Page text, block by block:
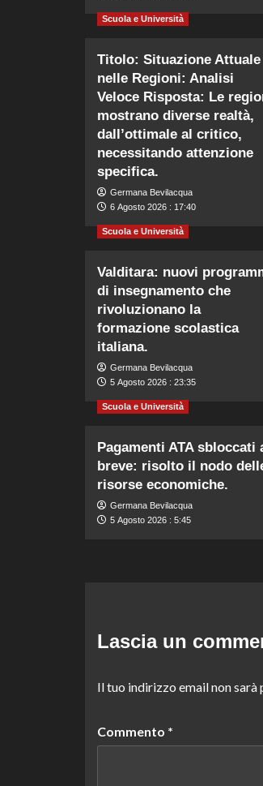
Scuola e Università
Titolo: Situazione Attuale
nelle Regioni: Analisi
Veloce Risposta: Le
mostrano diverse realtà,
dall’ottimale al critico,
necessitando attenzione
specifica.
Germana Bevilacqua
6 Agosto 2026 : 17:40
Scuola e Università
Valditara: nuovi
di insegnamento che
rivoluzionano la
formazione scolastica
italiana.
Germana Bevilacqua
5 Agosto 2026 : 23:35
Scuola e Università
Pagamenti ATA sbloccati
breve: risolto il nodo
risorse economiche.
Germana Bevilacqua
5 Agosto 2026 : 5:45
Lascia un
Il tuo indirizzo email non
Commento *